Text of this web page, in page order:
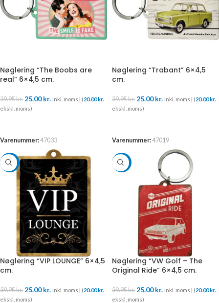
Nøglering “The Boobs are
real” 6×4,5 cm.
39.95kr. 25.00kr. Inkl. moms | (20.00kr.
ekskl. moms)
Varenummer:47033
Nøglering “Trabant” 6×4,5
cm.
39.95kr. 25.00kr. Inkl. moms | (20.00kr.
ekskl. moms)
Varenummer:47019
-37%
Nøglering “VIP LOUNGE” 6×4,5
cm.
39.95kr. 25.00kr. Inkl. moms | (20.00kr.
ekskl. moms)
-37%
Nøglering “VW Golf – The
Original Ride” 6×4,5 cm.
39.95kr. 25.00kr. Inkl. moms | (20.00kr.
ekskl. moms)